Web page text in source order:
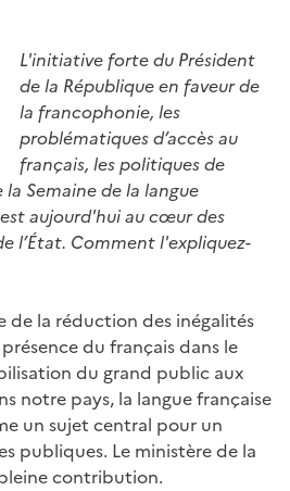
L'initiative forte du Président
de la République en faveur de
la francophonie, les
problématiques d’accès au
français, les politiques de
Semaine de la langue
aujourd'hui au cœur des
l’État. Comment l'expliquez-
de la réduction des inégalités
du français dans le
du grand public aux
notre pays, la langue française
un sujet central pour un
publiques. Le ministère de la
contribution.